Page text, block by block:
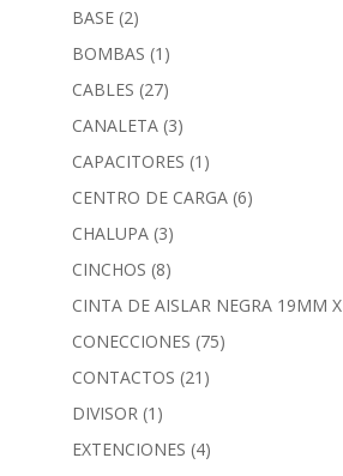
BASE (2)
BOMBAS (1)
CABLES (27)
CANALETA (3)
CAPACITORES (1)
CENTRO DE CARGA (6)
CHALUPA (3)
CINCHOS (8)
CINTA DE AISLAR NEGRA 19MM
CONECCIONES (75)
CONTACTOS (21)
DIVISOR (1)
EXTENCIONES (4)